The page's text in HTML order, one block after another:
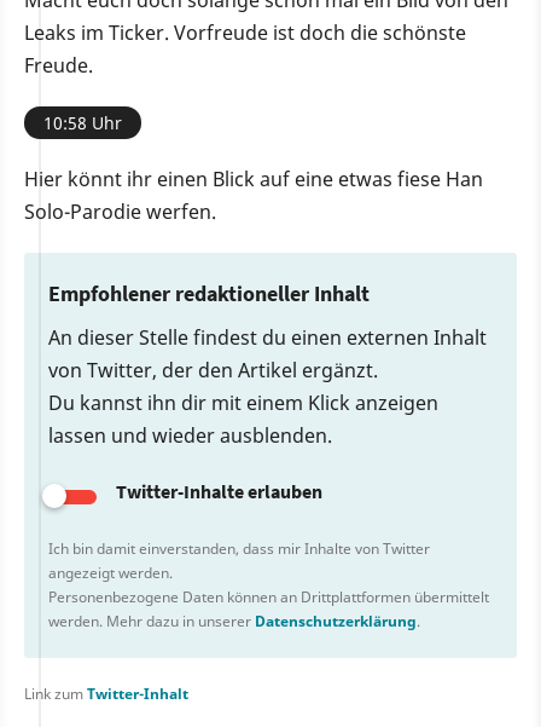
Leaks im Ticker. Vorfreude ist doch die schönste
Freude.
10:58 Uhr
Hier könnt ihr einen Blick auf eine etwas fiese Han
Solo-Parodie werfen.
Empfohlener redaktioneller Inhalt
An dieser Stelle findest du einen externen Inhalt
von Twitter, der den Artikel ergänzt.
Du kannst ihn dir mit einem Klick anzeigen
lassen und wieder ausblenden.
Twitter-Inhalte erlauben
Ich bin damit einverstanden, dass mir Inhalte von Twitter
angezeigt werden.
Personenbezogene Daten können an Drittplattformen übermittelt
werden. Mehr dazu in unserer Datenschutzerklärung.
Link zumTwitter-Inhalt